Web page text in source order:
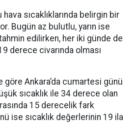
sıcaklıklarında belirgin bir
Bugün az bulutlu, yarın ise
edilirken, her iki günde de
derece civarında olması
Ankara’da cumartesi günü
sıcaklık ile 34 derece olan
15 derecelik fark
ise sıcaklık değerlerinin 19 ila